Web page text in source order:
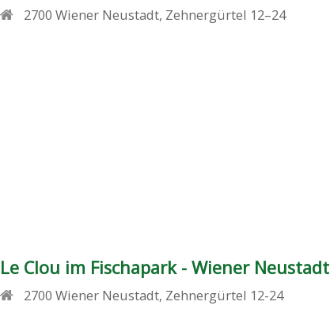
2700 Wiener Neustadt, Zehnergürtel 12–24
Le Clou im Fischapark - Wiener Neustadt
2700 Wiener Neustadt, Zehnergürtel 12-24